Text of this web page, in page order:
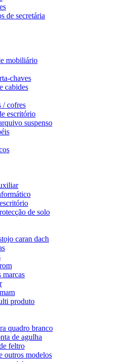
de secretária
mobiliário
chaves
cabides
/ cofres
escritório
suspenso
de solo
caran dach
marcas
produto
quadro branco
de agulha
feltro
outros modelos